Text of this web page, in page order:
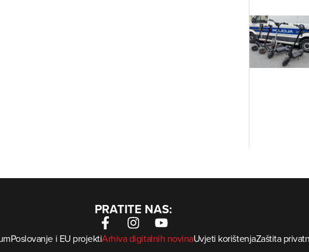
PRATITE NAS:
Poslovanje i EU projektiArhiva digitalnih novinaUvjeti korištenjaZaštita